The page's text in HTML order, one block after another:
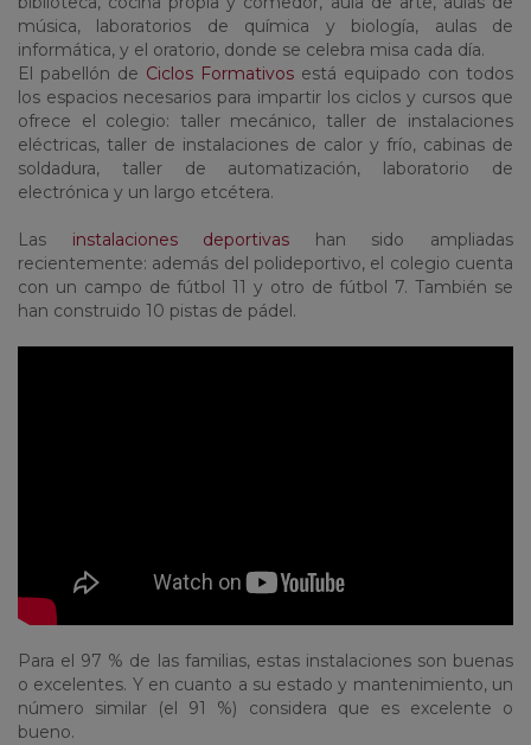
música, laboratorios de química y biología, aulas de
informática, y el oratorio, donde se celebra misa cada día.
El pabellón de Ciclos Formativos está equipado con todos
los espacios necesarios para impartir los ciclos y cursos que
ofrece el colegio: taller mecánico, taller de instalaciones
eléctricas, taller de instalaciones de calor y frío, cabinas de
soldadura, taller de automatización, laboratorio de
electrónica y un largo etcétera.
Las instalaciones deportivas han sido ampliadas
recientemente: además del polideportivo, el colegio cuenta
con un campo de fútbol 11 y otro de fútbol 7. También se
han construido 10 pistas de pádel.
Para el 97 % de las familias, estas instalaciones son buenas
o excelentes. Y en cuanto a su estado y mantenimiento, un
número similar (el 91 %) considera que es excelente o
bueno.